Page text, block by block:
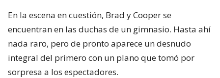
En la escena en cuestión, Brad y Cooper se
encuentran en las duchas de un gimnasio. Hasta ahí
nada raro, pero de pronto aparece un desnudo
integral del primero con un plano que tomó por
sorpresa a los espectadores.